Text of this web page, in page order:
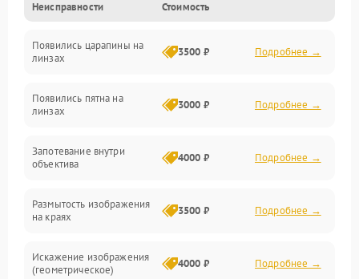
Неисправность электроники (если объектив с мотором/
Прочие неисправности
Неисправности Стоимость
Появились царапины на
линзах
3500 ₽ Подробнее →
Появились пятна на
линзах
3000 ₽ Подробнее →
Запотевание внутри
объектива
4000 ₽ Подробнее →
Размытость изображения
на краях
3500 ₽ Подробнее →
Искажение изображения
(геометрическое)
4000 ₽ Подробнее →